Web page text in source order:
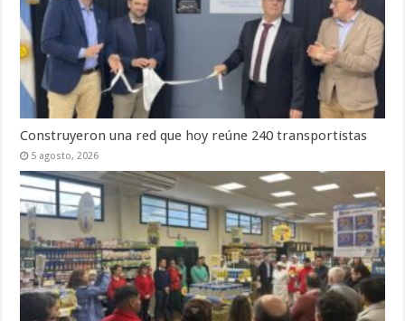
Construyeron una red que hoy reúne 240 transportistas
5 agosto, 2026